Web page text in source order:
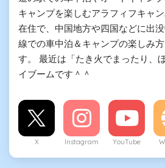
キャンプを楽しむアラフィフキャ
在住で、中国地方や四国などに出
線での車中泊＆キャンプの楽しみ
す。 最近は「たき火でまったり、
イブームです＾＾
X Instagram YouTube